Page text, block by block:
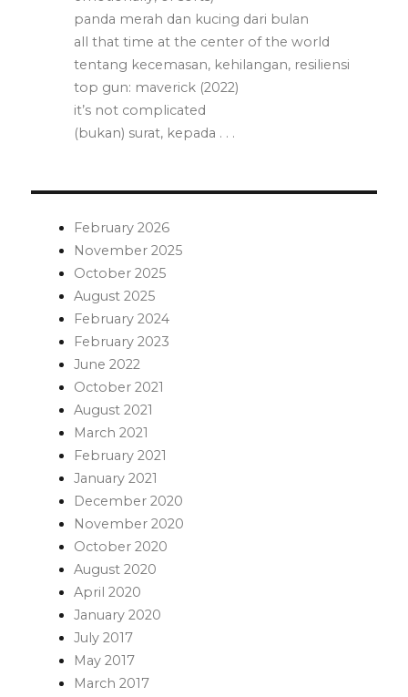
panda merah dan kucing dari bulan
all that time at the center of the world
tentang kecemasan, kehilangan, resiliensi
top gun: maverick (2022)
it’s not complicated
(bukan) surat, kepada . . .
February 2026
November 2025
October 2025
August 2025
February 2024
February 2023
June 2022
October 2021
August 2021
March 2021
February 2021
January 2021
December 2020
November 2020
October 2020
August 2020
April 2020
January 2020
July 2017
May 2017
March 2017